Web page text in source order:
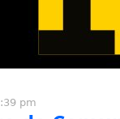
pm